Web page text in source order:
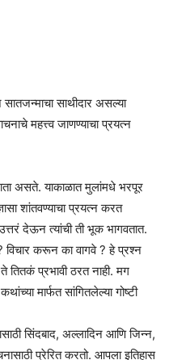
सातजन्माचा साथीदार असल्या
महत्त्व जाणण्याचा प्रयत्न
असते. याकाळात मुलांमधे भरपूर
शांतवण्याचा प्रयत्न करत
देऊन त्यांची ती भूक भागवतात.
करून का वागवे ? हे प्रश्न
प्रभावी ठरत नाही. मग
मार्फत सांगितलेल्या गोष्टी
सिंदबाद, अल्लादिन आणि जिन्न,
प्रेरित करतो. आपला इतिहास